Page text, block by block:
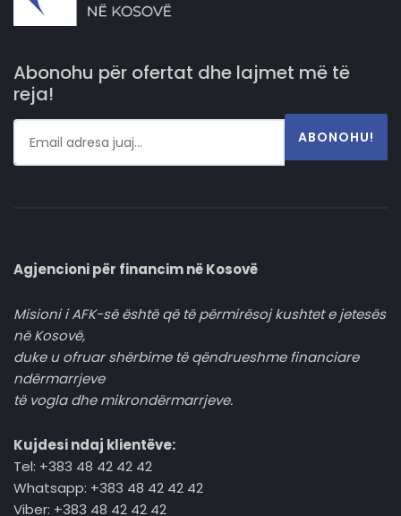
Abonohu për ofertat dhe lajmet më të
reja!
ABONOHU!
Agjencioni për financim në Kosovë
Misioni i AFK-së është që të përmirësoj kushtet e jetesës
në Kosovë,
duke u ofruar shërbime të qëndrueshme financiare
ndërmarrjeve
të vogla dhe mikrondërmarrjeve.
Kujdesi ndaj klientëve:
Tel: +383 48 42 42 42
Whatsapp: +383 48 42 42 42
Viber: +383 48 42 42 42